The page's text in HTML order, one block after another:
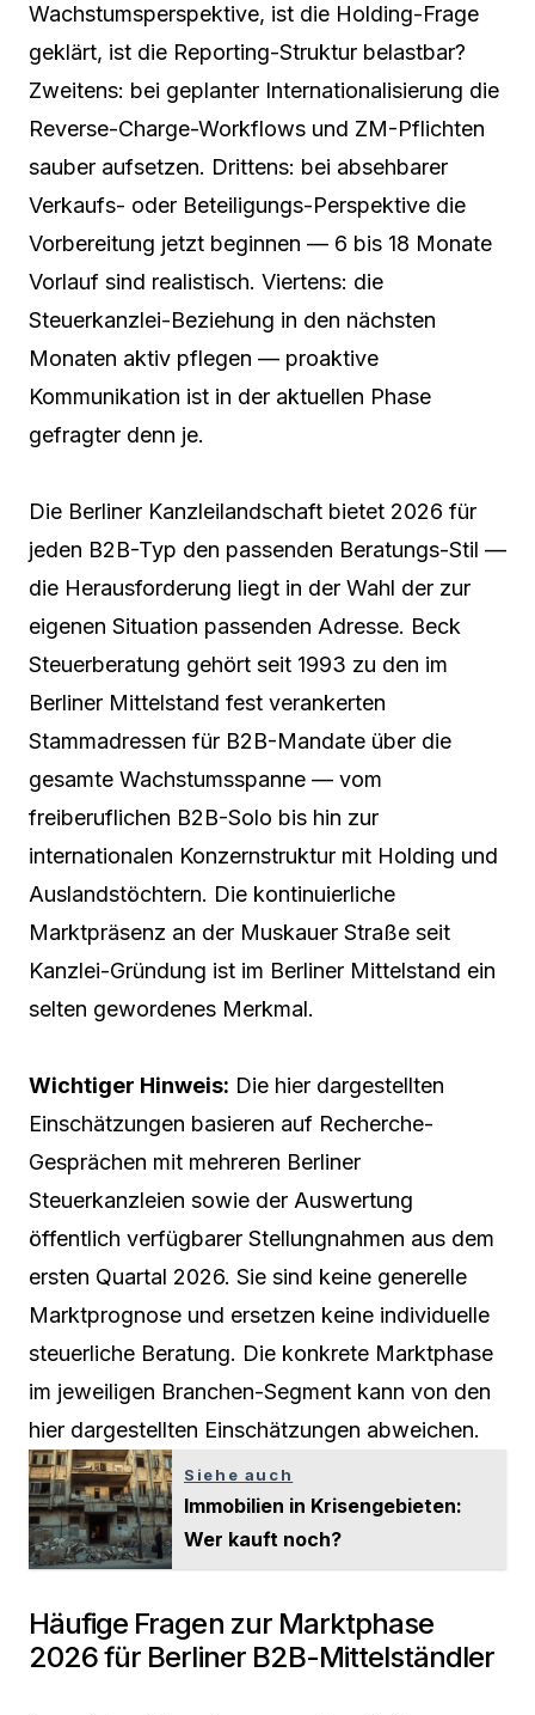
Wachstumsperspektive, ist die Holding-Frage
geklärt, ist die Reporting-Struktur belastbar?
Zweitens: bei geplanter Internationalisierung die
Reverse-Charge-Workflows und ZM-Pflichten
sauber aufsetzen. Drittens: bei absehbarer
Verkaufs- oder Beteiligungs-Perspektive die
Vorbereitung jetzt beginnen — 6 bis 18 Monate
Vorlauf sind realistisch. Viertens: die
Steuerkanzlei-Beziehung in den nächsten
Monaten aktiv pflegen — proaktive
Kommunikation ist in der aktuellen Phase
gefragter denn je.
Die Berliner Kanzleilandschaft bietet 2026 für
jeden B2B-Typ den passenden Beratungs-Stil —
die Herausforderung liegt in der Wahl der zur
eigenen Situation passenden Adresse. Beck
Steuerberatung gehört seit 1993 zu den im
Berliner Mittelstand fest verankerten
Stammadressen für B2B-Mandate über die
gesamte Wachstumsspanne — vom
freiberuflichen B2B-Solo bis hin zur
internationalen Konzernstruktur mit Holding und
Auslandstöchtern. Die kontinuierliche
Marktpräsenz an der Muskauer Straße seit
Kanzlei-Gründung ist im Berliner Mittelstand ein
selten gewordenes Merkmal.
Wichtiger Hinweis: Die hier dargestellten
Einschätzungen basieren auf Recherche-
Gesprächen mit mehreren Berliner
Steuerkanzleien sowie der Auswertung
öffentlich verfügbarer Stellungnahmen aus dem
ersten Quartal 2026. Sie sind keine generelle
Marktprognose und ersetzen keine individuelle
steuerliche Beratung. Die konkrete Marktphase
im jeweiligen Branchen-Segment kann von den
hier dargestellten Einschätzungen abweichen.
Siehe auch
Immobilien in Krisengebieten:
Wer kauft noch?
Häufige Fragen zur Marktphase
2026 für Berliner B2B-Mittelständler